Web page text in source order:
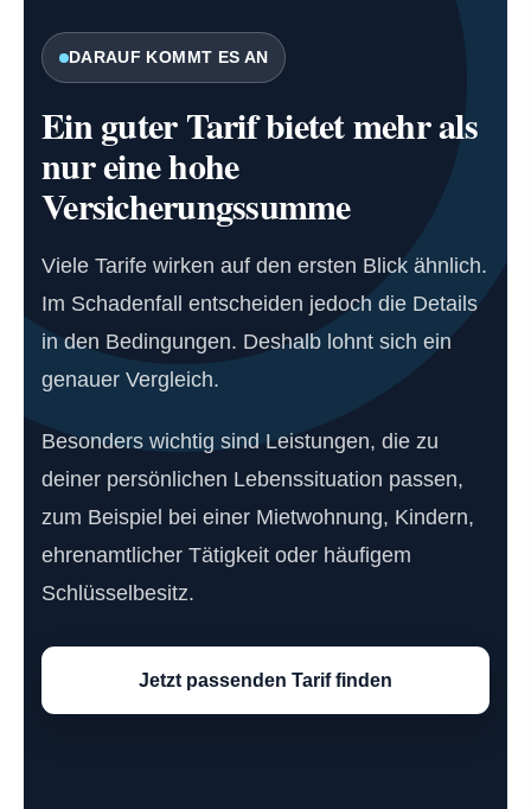
DARAUF KOMMT ES AN
Ein guter Tarif bietet mehr als
nur eine hohe
Versicherungssumme
Viele Tarife wirken auf den ersten Blick ähnlich.
Im Schadenfall entscheiden jedoch die Details
in den Bedingungen. Deshalb lohnt sich ein
genauer Vergleich.
Besonders wichtig sind Leistungen, die zu
deiner persönlichen Lebenssituation passen,
zum Beispiel bei einer Mietwohnung, Kindern,
ehrenamtlicher Tätigkeit oder häufigem
Schlüsselbesitz.
Jetzt passenden Tarif finden